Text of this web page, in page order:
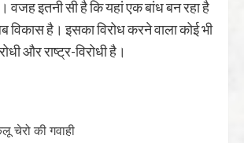
इतनी सी है कि यहां एक बांध बन रहा है
है। इसका विरोध करने वाला कोई भी
और राष्‍ट्र-विरोधी है।
चेरो की गवाही